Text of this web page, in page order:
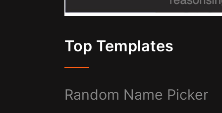
Top Templates
Random Name Picker